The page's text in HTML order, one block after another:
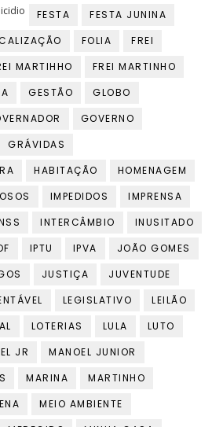
FESTA
FESTA JUNINA
FOLIA
FREI
MARTIHHO
FREI MARTINHO
GESTÃO
GLOBO
GOVERNO
GRÁVIDAS
HABITAÇÃO
HOMENAGEM
IMPEDIDOS
IMPRENSA
INTERCÂMBIO
INUSITADO
IPTU IPVA
JOÃO GOMES
JUSTIÇA
JUVENTUDE
LEGISLATIVO
LEILÃO
LOTERIAS LULA
LUTO
JR
MANOEL JUNIOR
MARINA
MARTINHO
MEIO AMBIENTE